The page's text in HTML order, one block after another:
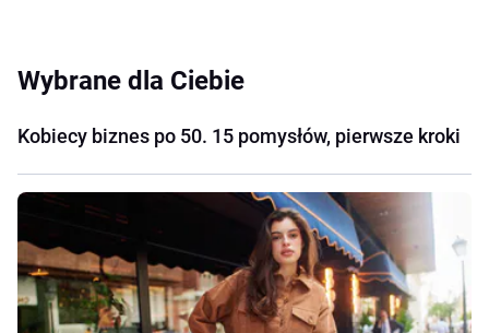
Wybrane dla Ciebie
Kobiecy biznes po 50. 15 pomysłów, pierwsze kroki